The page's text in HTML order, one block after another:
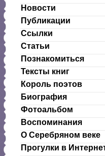
Новости
Публикации
Ссылки
Статьи
Познакомиться
Тексты книг
Король поэтов
Биография
Фотоальбом
Воспоминания
О Серебряном веке
Прогулки в